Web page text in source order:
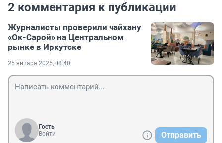
2 комментария к публикации
Журналисты проверили чайхану
«Ок-Сарой» на Центральном
рынке в Иркутске
25 января 2025, 08:40
Гость
Войти
Отправить